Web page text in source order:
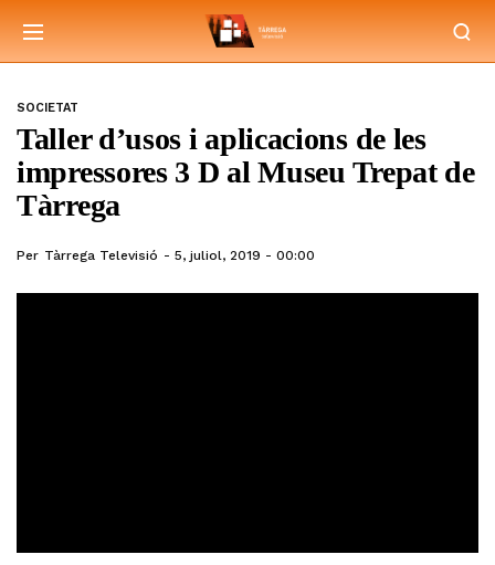
SOCIETAT
Taller d’usos i aplicacions de les
impressores 3 D al Museu Trepat de
Tàrrega
Per Tàrrega Televisió 5, juliol, 2019 - 00:00